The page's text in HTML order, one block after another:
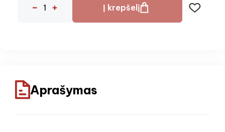
Į krepšelį
Aprašymas